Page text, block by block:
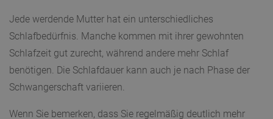
Jede werdende Mutter hat ein unterschiedliches
Schlafbedürfnis. Manche kommen mit ihrer gewohnten
Schlafzeit gut zurecht, während andere mehr Schlaf
benötigen. Die Schlafdauer kann auch je nach Phase der
Schwangerschaft variieren.
Wenn Sie bemerken, dass Sie regelmäßig deutlich mehr